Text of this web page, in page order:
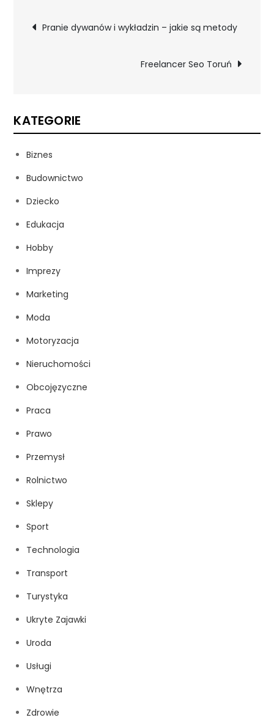
Nawigacja
Pranie dywanów i wykładzin – jakie są metody
Freelancer Seo Toruń
KATEGORIE
Biznes
Budownictwo
Dziecko
Edukacja
Hobby
Imprezy
Marketing
Moda
Motoryzacja
Nieruchomości
Obcojęzyczne
Praca
Prawo
Przemysł
Rolnictwo
Sklepy
Sport
Technologia
Transport
Turystyka
Ukryte Zajawki
Uroda
Usługi
Wnętrza
Zdrowie